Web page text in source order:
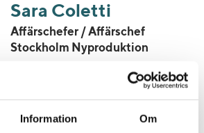
Information Om
Sara Coletti
Affärschefer / Affärschef
Stockholm Nyproduktion